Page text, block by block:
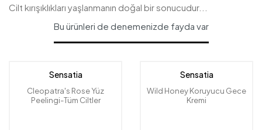
Cilt kırışıklıkları yaşlanmanın doğal bir sonucudur...
Bu ürünleri de denemenizde fayda var
Sensatia
Cleopatra's Rose Yüz
Peelingi-Tüm Ciltler
Sensatia
Wild Honey Koruyucu Gece
Kremi